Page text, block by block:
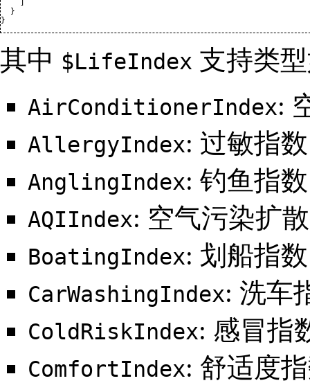
]
}
}
其中 $LifeIndex 支持类
AirConditionerIndex:
AllergyIndex: 过敏指数
AnglingIndex: 钓鱼指数
AQIIndex: 空气污染扩
BoatingIndex: 划船指数
CarWashingIndex: 洗车
ColdRiskIndex: 感冒指
ComfortIndex: 舒适度